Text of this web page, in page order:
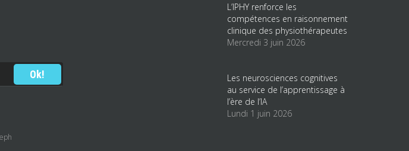
L’IPHY renforce les
compétences en raisonnement
clinique des physiothérapeutes
Mercredi 3 juin 2026
Les neurosciences cognitives
au service de l’apprentissage à
l’ère de l’IA
Lundi 1 juin 2026